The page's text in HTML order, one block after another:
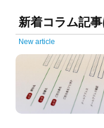
新着コラム記
New article